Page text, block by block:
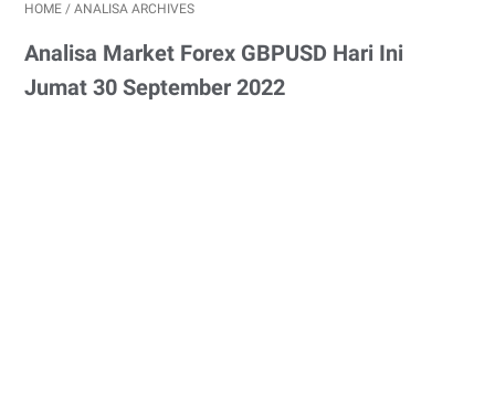
HOME / ANALISA ARCHIVES
Analisa Market Forex GBPUSD Hari Ini
Jumat 30 September 2022